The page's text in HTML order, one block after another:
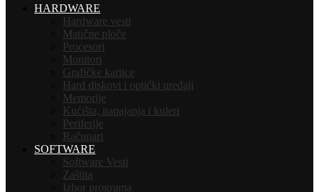
HARDWARE
Hardware vesti
Matične ploče
Procesori
Monitori
Grafičke kartice
Hard diskovi i optički uređaji
Memorije
Kućišta, napajanja i kuleri
Periferije
Računari
SOFTWARE
Software Vesti
Zaštita
Izbor programa